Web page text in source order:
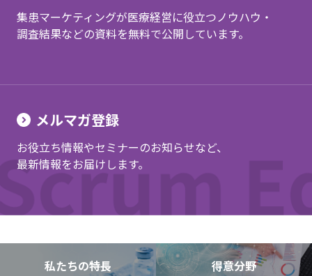
集患マーケティングが医療経営に役立つノウハウ・
調査結果などの資料を無料で公開しています。
メルマガ登録
お役立ち情報やセミナーのお知らせなど、
最新情報をお届けします。
私たちの特⻑ 得意分野